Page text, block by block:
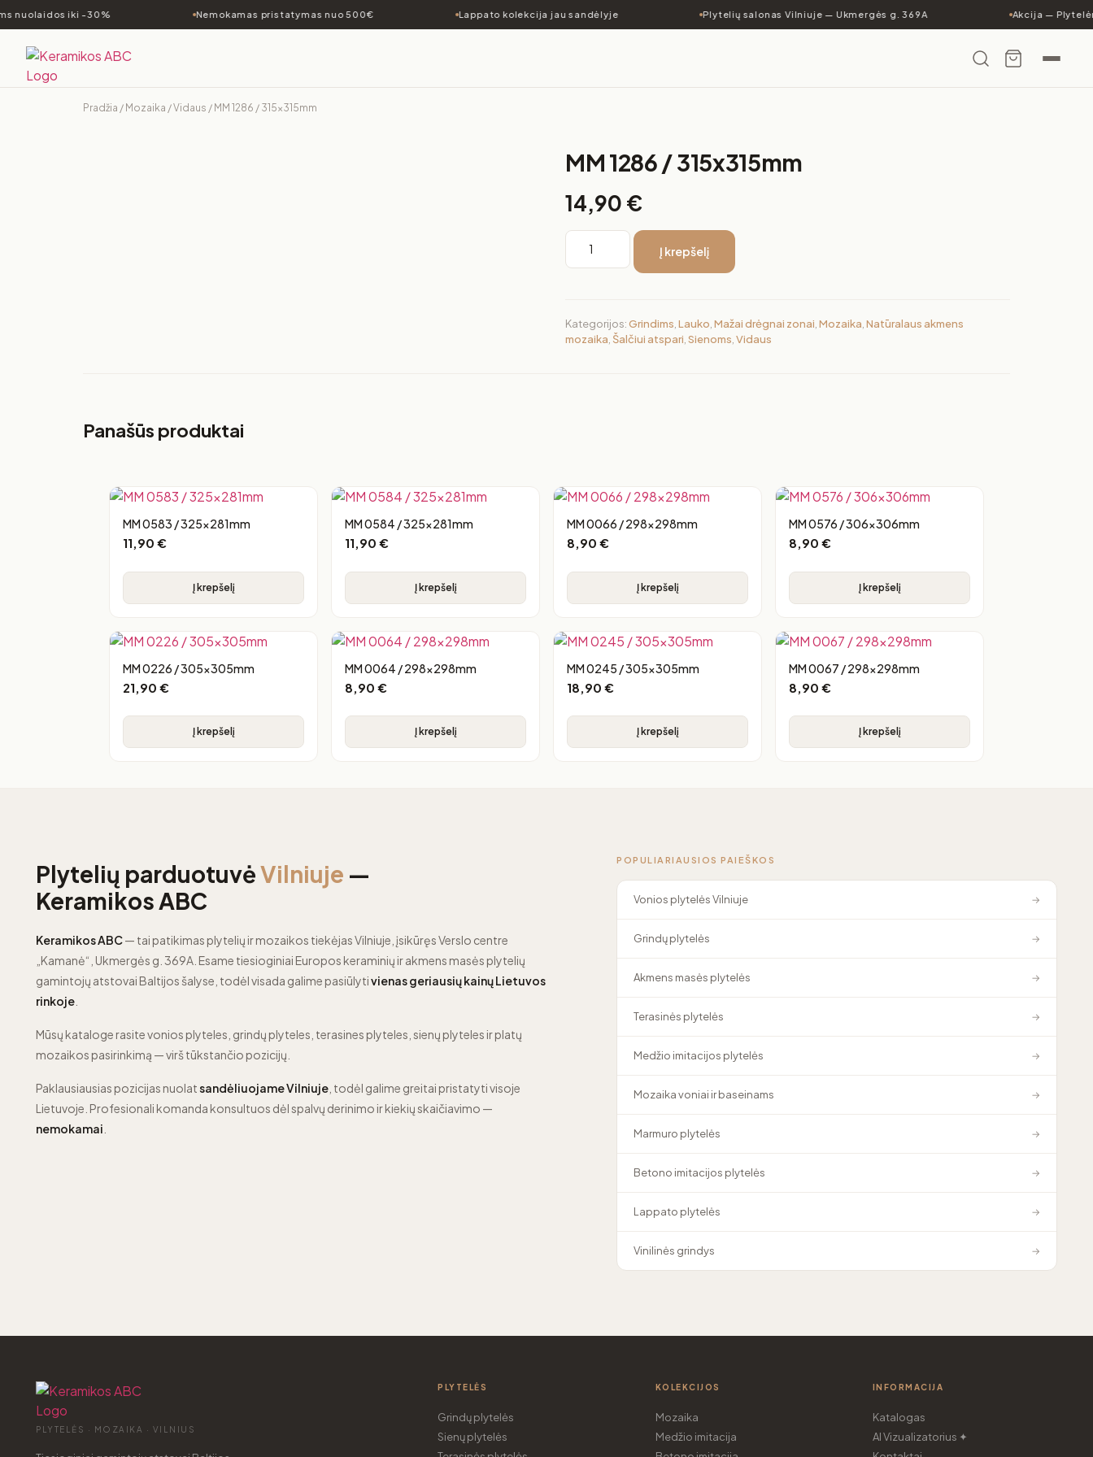
nuolaidos iki -30% Nemokamas pristatymas nuo 500€ Lappato kolekcija jau sandėlyje Plytelių salonas Vilniuje — Ukmergės g. 369A Akcija —
Pradžia / Mozaika /Vidaus / MM 1286 / 315x315mm
MM 1286 / 315x315mm
14,90 €
Į krepšelį
Kategorijos:Grindims,Lauko,Mažai drėgnai zonai,Mozaika,Natūralaus akmens
mozaika, Šalčiui atspari,Sienoms,Vidaus
Panašūs produktai
MM 0583 / 325x281mm
11,90 €
Į krepšelį
MM 0584 / 325x281mm
11,90 €
Į krepšelį
MM 0066 / 298x298mm
8,90 €
Į krepšelį
MM 0576 / 306x306mm
8,90 €
Į krepšelį
MM 0226 / 305x305mm
21,90 €
Į krepšelį
MM 0064 / 298x298mm
8,90 €
Į krepšelį
MM 0245 / 305x305mm
18,90 €
Į krepšelį
MM 0067 / 298x298mm
8,90 €
Į krepšelį
Plytelių parduotuvėVilniuje —
Keramikos ABC
Keramikos ABC— tai patikimas plytelių ir mozaikos tiekėjas Vilniuje, įsikūręs Verslo centre
„Kamanė“, Ukmergės g. 369A. Esame tiesioginiai Europos keraminių ir akmens masės plytelių
gamintojų atstovai Baltijos šalyse, todėl visada galime pasiūlytivienas geriausių kainų Lietuvos
rinkoje
Mūsų kataloge rasite vonios plyteles, grindų plyteles, terasines plyteles, sienų plyteles ir platų
mozaikos pasirinkimą — virš tūkstančio pozicijų.
Paklausiausias pozicijas nuolatsandėliuojame Vilniuje , todėl galime greitai pristatyti visoje
Lietuvoje. Profesionali komanda konsultuos dėl spalvų derinimo ir kiekių skaičiavimo —
nemokamai
POPULIARIAUSIOS PAIEŠKOS
Vonios plytelės Vilniuje →
Grindų plytelės →
Akmens masės plytelės →
Terasinės plytelės →
Medžio imitacijos plytelės →
Mozaika voniai ir baseinams →
Marmuro plytelės →
Betono imitacijos plytelės →
Lappato plytelės →
Vinilinės grindys →
PLYTELĖS · MOZAIKA · VILNIUS
PLYTELĖS
Grindų plytelės
Sienų plytelės
KOLEKCIJOS
Mozaika
Medžio imitacija
INFORMACIJA
Katalogas
AI Vizualizatorius ✦